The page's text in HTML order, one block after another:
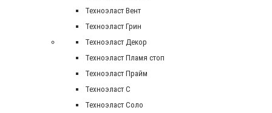
Техноэласт Вент
Техноэласт Грин
Техноэласт Декор
Техноэласт Пламя стоп
Техноэласт Прайм
Техноэласт С
Техноэласт Соло